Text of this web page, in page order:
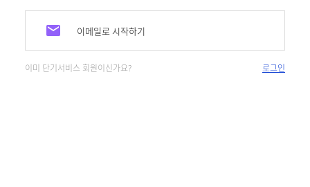
이메일로 시작하기
이미 단기서비스 회원이신가요? 로그인